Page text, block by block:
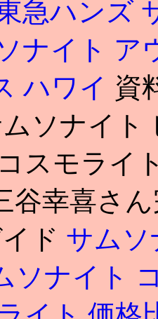
急ハンズ
ナイト ア
ハワイ 資
ムソナイ
スモライ
谷幸喜さ
ド サムソ
ソナイト